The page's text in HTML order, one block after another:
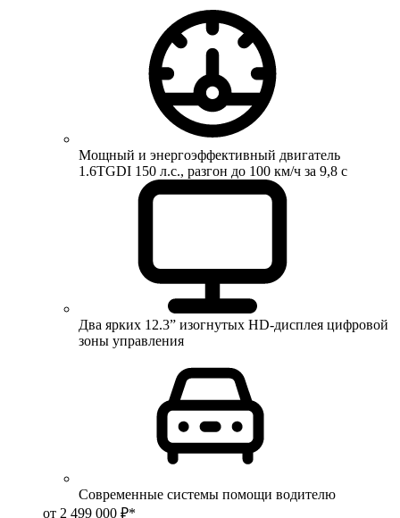
Мощный и энергоэффективный двигатель
1.6TGDI 150 л.с., разгон до 100 км/ч за 9,8 с
Два ярких 12.3” изогнутых HD-дисплея цифровой
зоны управления
Современные системы помощи водителю
от 2 499 000 ₽*